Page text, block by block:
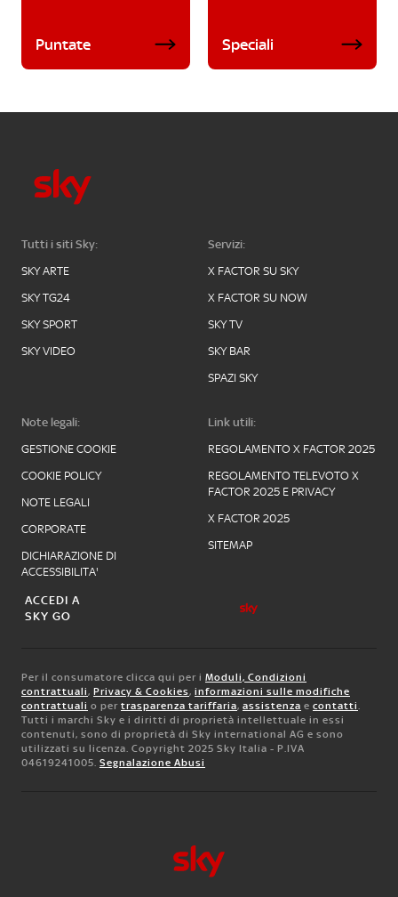
Puntate Speciali
Tutti i siti Sky:
SKY ARTE
SKY TG24
SKY SPORT
SKY VIDEO
Servizi:
X FACTOR SU SKY
X FACTOR SU NOW
SKY TV
SKY BAR
SPAZI SKY
Note legali:
GESTIONE COOKIE
COOKIE POLICY
NOTE LEGALI
CORPORATE
DICHIARAZIONE DI
ACCESSIBILITA'
Link utili:
REGOLAMENTO X FACTOR 2025
REGOLAMENTO TELEVOTO X
FACTOR 2025 E PRIVACY
X FACTOR 2025
SITEMAP
ACCEDI A
SKY GO
Per il consumatore clicca qui per i Moduli, Condizioni
contrattuali, Privacy & Cookies, informazioni sulle modifiche
contrattuali o per trasparenza tariffaria, assistenza e contatti.
Tutti i marchi Sky e i diritti di proprietà intellettuale in essi
contenuti, sono di proprietà di Sky international AG e sono
utilizzati su licenza. Copyright 2025 Sky Italia - P.IVA
04619241005. Segnalazione Abusi